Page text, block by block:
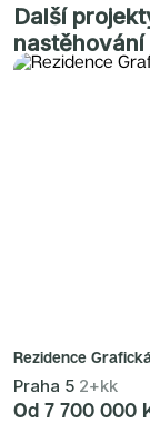
Další
nastěhování
Rezidence
Praha 5 2+kk
Od 7 700 000